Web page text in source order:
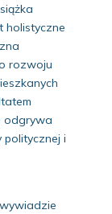
holistyczne
rozwoju
odgrywa
politycznej i